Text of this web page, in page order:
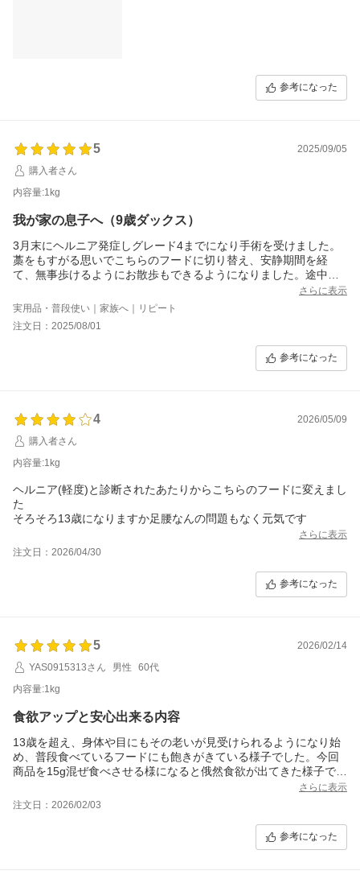
参考になった
5
2025/09/05
購入者さん
内容量:1kg
我が家の息子へ（9歳ダックス）
3月末にヘルニア発症しグレード4までになり手術を受けました。
藁をもすがる思いでこちらのフードに切り替え、安静期間を経
て、無事歩けるようにお散歩もできるようになりました。途中以
前のフードへ戻したところ、歩きが心なしか後ろ足がトタトタ歩
くようになり、これはもしかしてフードの影響？と慌てて戻した
ところ、またちゃんと歩いてくれるようになりました。
サプリも兼用してますが、こちらのフードの力も大きいと思いま
そして、大変美味しいようでめちゃくちゃ喜んで食べます。
さらに表示
実用品・普段使い｜家族へ｜リピート
注文日：2025/08/01
参考になった
4
2026/05/09
購入者さん
内容量:1kg
ヘルニア(軽度)と診断されたあたりからこちらのフードに変えまし
た
そろそろ13歳になりますか足腰なんの問題もなく元気です
さらに表示
注文日：2026/04/30
参考になった
5
2026/02/14
YAS0915313さん
男性
60代
内容量:1kg
食欲アップと安心出来る内容
13歳を超え、身体や目にもその老いが見受けられるようになり始
め、普段食べているフードにも飽きがきている様子でした。今回
商品を15g混ぜ食べさせる様になると俄然食欲が出てきた様子で、
且つ健康にも配慮されているので安心して食べさせています。あ
りがとうございます。
さらに表示
注文日：2026/02/03
参考になった